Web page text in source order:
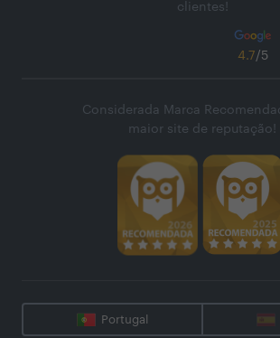
clientes!
4.7/5
Considerada Marca
maior site de reputação!
Portugal